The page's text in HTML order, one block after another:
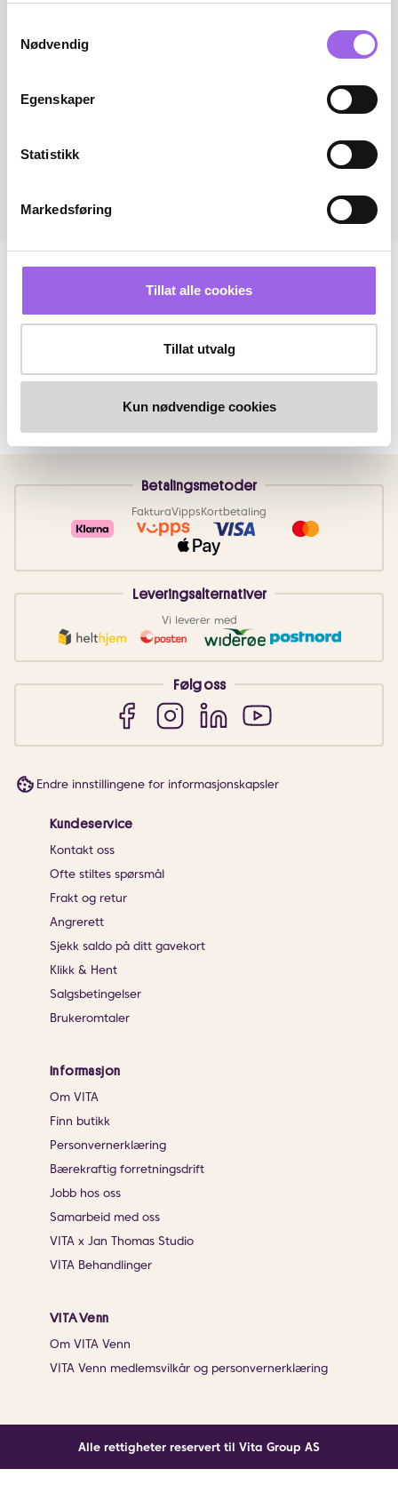
Nødvendig
Egenskaper
Statistikk
Markedsføring
Tillat alle cookies
Tillat utvalg
Kun nødvendige cookies
Betalingsmetoder
FakturaVippsKortbetaling
Leveringsalternativer
Vi leverer med
Følg oss
Endre innstillingene for informasjonskapsler
Kundeservice
Kontakt oss
Ofte stiltes spørsmål
Frakt og retur
Angrerett
Sjekk saldo på ditt gavekort
Klikk & Hent
Salgsbetingelser
Brukeromtaler
Informasjon
Om VITA
Finn butikk
Personvernerklæring
Bærekraftig forretningsdrift
Jobb hos oss
Samarbeid med oss
VITA x Jan Thomas Studio
VITA Behandlinger
VITA Venn
Om VITA Venn
VITA Venn medlemsvilkår og personvernerklæring
Alle rettigheter reservert til Vita Group AS